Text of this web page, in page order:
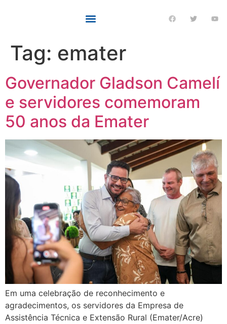
Tag: emater
Governador Gladson Camelí
e servidores comemoram
50 anos da Emater
Em uma celebração de reconhecimento e
agradecimentos, os servidores da Empresa de
Assistência Técnica e Extensão Rural (Emater/Acre)